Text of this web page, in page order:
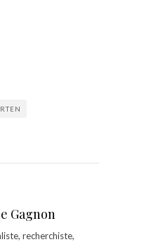
Gagnon
recherchiste,